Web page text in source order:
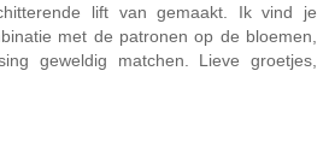
lift van gemaakt. Ik vind je
met de patronen op de bloemen,
geweldig matchen. Lieve groetjes,